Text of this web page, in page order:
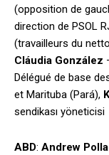
(opposition de
direction de PSOL
(travailleurs du
Cláudia González
Délégué de base
et Marituba (Pará),
sendikası yöneticisi
ABD: Andrew